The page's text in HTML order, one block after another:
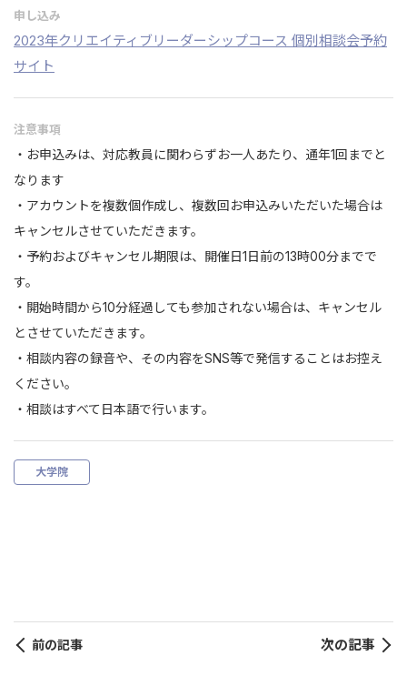
申し込み
2023年クリエイティブリーダーシップコース 個別相談会予約
サイト
注意事項
・お申込みは、対応教員に関わらずお一人あたり、通年1回までと
なります
・アカウントを複数個作成し、複数回お申込みいただいた場合は
キャンセルさせていただきます。
・予約およびキャンセル期限は、開催日1日前の13時00分までで
す。
・開始時間から10分経過しても参加されない場合は、キャンセル
とさせていただきます。
・相談内容の録音や、その内容をSNS等で発信することはお控え
ください。
・相談はすべて日本語で行います。
大学院
前の記事 次の記事